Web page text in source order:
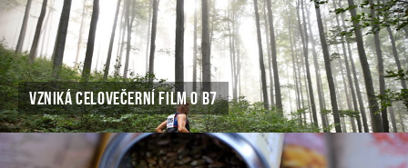
VZNIKÁ CELOVEČERNÍ FILM O B7